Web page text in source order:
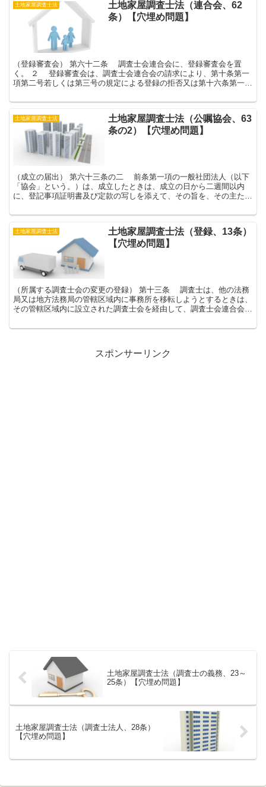
土地家屋調査士法
土地家屋調査士法（連合会、62
条）【穴埋め問題】
（登録審査会） 第六十二条 調査士会連合会に、登録審査会を置
く。 ２ 登録審査会は、調査士会連合会の請求により、第十条第一
項第二号若しくは第三号の規定による登録の拒否又は第十六条第一項
土地家屋調査士法
土地家屋調査士法（公嘱協会、63
条の2）【穴埋め問題】
（成立の届出） 第六十三条の二 前条第一項の一般社団法人（以下
「協会」という。）は、成立したときは、成立の日から二週間以内
に、登記事項証明書及び定款の写しを添えて、その旨を、その主たる
土地家屋調査士法
土地家屋調査士法（登録、13条）
【穴埋め問題】
（所属する調査士会の変更の登録） 第十三条 調査士は、他の法務
局又は地方法務局の管轄区域内に事務所を移転しようとするときは、
その管轄区域内に設立された調査士会を経由して、調査士会連合会
スポンサーリンク
土地家屋調査士法（調査士の義務、23～
25条）【穴埋め問題】
土地家屋調査士法（調査士法人、28条）
【穴埋め問題】